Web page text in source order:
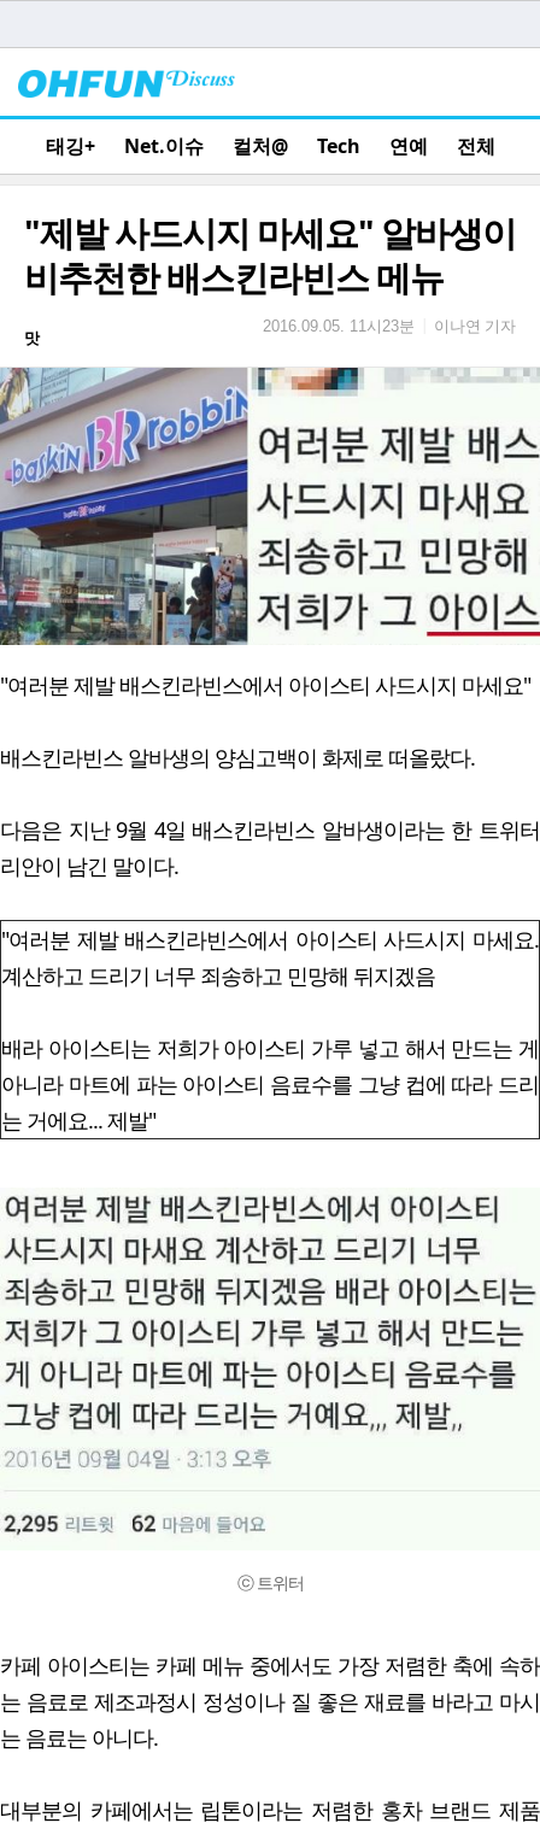
태깅+ Net.이슈 컬처@ Tech 연예 전체
"제발 사드시지 마세요" 알바생이
비추천한 배스킨라빈스 메뉴
맛
2016.09.05. 11시23분 이나연 기자
"여러분 제발 배스킨라빈스에서 아이스티 사드시지 마세요"
배스킨라빈스 알바생의 양심고백이 화제로 떠올랐다.
다음은 지난 9월 4일 배스킨라빈스 알바생이라는 한 트위터
리안이 남긴 말이다.
"여러분 제발 배스킨라빈스에서 아이스티 사드시지 마세요.
계산하고 드리기 너무 죄송하고 민망해 뒤지겠음
배라 아이스티는 저희가 아이스티 가루 넣고 해서 만드는 게
아니라 마트에 파는 아이스티 음료수를 그냥 컵에 따라 드리
는 거에요... 제발"
ⓒ 트위터
카페 아이스티는 카페 메뉴 중에서도 가장 저렴한 축에 속하
는 음료로 제조과정시 정성이나 질 좋은 재료를 바라고 마시
는 음료는 아니다.
대부분의 카페에서는 립톤이라는 저렴한 홍차 브랜드 제품